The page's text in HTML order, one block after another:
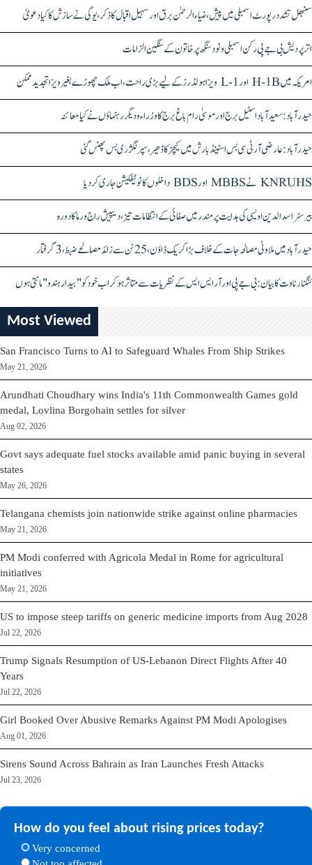
سنبھل تشدد رپورٹ اسمبلی میں پیش، ضیاء الرحمٰن برق اور سہیل اقبال کا ذکر، یوگی نے سازش کا کیا دعویٰ
اتر پردیش بی جے پی رکن اسمبلی ونود سنگھ پر خاتون کے سنگین الزامات
امریکہ میں H-1B اور L-1 ویزا ہولڈرز کے لیے بڑی راحت، اب ملک چھوڑے بغیر ویزا تجدید ممکن
حیدرآباد: سعیدآباد اسٹیل برج اور موسیٰ رام باغ برج کا وزراء و دیگر رہنماؤں نے کیا معائنہ
حیدرآباد: عارضی آر ٹی سی بس اسٹینڈ بارش میں کیچڑ کا ڈھیر، سپر لگژری بس پھنس گئی
KNRUHS نے MBBS اور BDS داخلوں کا نوٹیفکیشن جاری کر دیا
بیرسٹر اسدالدین اویسی کی ہدایت پر مندر میں صفائی کے انتظامات تیز، دیپیش راج ورما کا دورہ
حیدرآباد میں ملاوٹی مصالحہ جات کے خلاف بڑا کریک ڈاؤن، 25 ٹن سے زائد مصالحے ضبط، 3 گرفتار
کنگنا رناوت کا بیان: بی جے پی اور آر ایس ایس کے نظریات سے متاثر ہو کر اب خود کو "بیدار ہندو" مانتی ہوں
Most Viewed
San Francisco Turns to AI to Safeguard Whales From Ship Strikes
May 21, 2026
Arundhati Choudhary wins India's 11th Commonwealth Games gold
medal, Lovlina Borgohain settles for silver
Aug 02, 2026
Govt says adequate fuel stocks available amid panic buying in several
states
May 26, 2026
Telangana chemists join nationwide strike against online pharmacies
May 21, 2026
PM Modi conferred with Agricola Medal in Rome for agricultural
initiatives
May 21, 2026
US to impose steep tariffs on generic medicine imports from Aug 2028
Jul 22, 2026
Trump Signals Resumption of US-Lebanon Direct Flights After 40
Years
Jul 22, 2026
Girl Booked Over Abusive Remarks Against PM Modi Apologises
Aug 01, 2026
Sirens Sound Across Bahrain as Iran Launches Fresh Attacks
Jul 23, 2026
How do you feel about rising prices today?
Very concerned